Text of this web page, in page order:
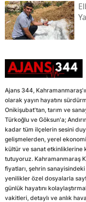
Ajans 344,
olarak yayın hayatını
Onikişubat'tan, tarım ve
Türkoğlu ve Göksun'a;
kadar tüm ilçelerin sesini
gelişmelerden, yerel
kültür ve sanat etkinliklerine
tutuyoruz. Kahramanmaraş
fiyatları, şehrin
yenilikler özel dosyalarla
günlük hayatını
vakitleri, detaylı ve anlık